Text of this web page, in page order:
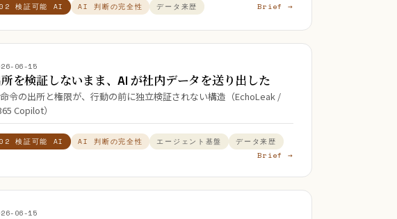
検証可能 AI AI 判断の完全性 データ来歴 Brief →
06-15
を検証しないまま、AI が社内データを送り出した
令の出所と権限が、行動の前に独立検証されない構造（EchoLeak /
Copilot）
検証可能 AI AI 判断の完全性 エージェント基盤 データ来歴
Brief →
06-15